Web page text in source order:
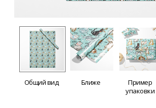
Общий вид Ближе
Пример
упаковки